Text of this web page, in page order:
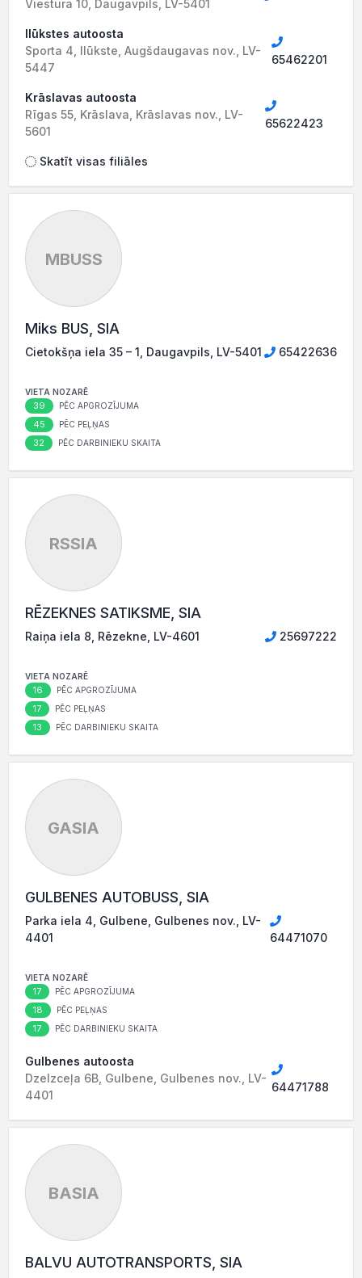
Viestura 10, Daugavpils, LV-5401
Ilūkstes autoosta
Sporta 4, Ilūkste, Augšdaugavas nov., LV-
5447
65462201
Krāslavas autoosta
Rīgas 55, Krāslava, Krāslavas nov., LV-
5601
65622423
Skatīt visas filiāles
MBUSS
Miks BUS, SIA
Cietokšņa iela 35 – 1, Daugavpils, LV-5401 65422636
VIETA NOZARĒ
39 PĒC APGROZĪJUMA
45 PĒC PEĻŅAS
32 PĒC DARBINIEKU SKAITA
RSSIA
RĒZEKNES SATIKSME, SIA
Raiņa iela 8, Rēzekne, LV-4601 25697222
VIETA NOZARĒ
16 PĒC APGROZĪJUMA
17 PĒC PEĻŅAS
13 PĒC DARBINIEKU SKAITA
GASIA
GULBENES AUTOBUSS, SIA
Parka iela 4, Gulbene, Gulbenes nov., LV-
4401
64471070
VIETA NOZARĒ
17 PĒC APGROZĪJUMA
18 PĒC PEĻŅAS
17 PĒC DARBINIEKU SKAITA
Gulbenes autoosta
Dzelzceļa 6B, Gulbene, Gulbenes nov., LV-
4401
64471788
BASIA
BALVU AUTOTRANSPORTS, SIA